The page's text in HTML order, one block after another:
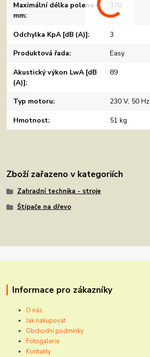
Maximální délka polena v
mm
370
Odchylka KpA [dB (A)] 3
Produktová řada Easy
Akustický výkon LwA [dB
(A)]
89
Typ motoru 230 V, 50 Hz
Hmotnost 51 kg
Zboží zařazeno v kategoriích
Zahradní technika - stroje
Štípače na dřevo
Informace pro zákazníky
O nás
Jak nakupovat
Obchodní podmínky
Fotogalerie
Kontakty